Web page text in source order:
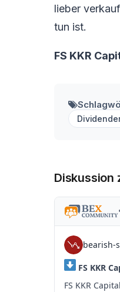
lieber
tun ist.
FS KKR
Diskussion